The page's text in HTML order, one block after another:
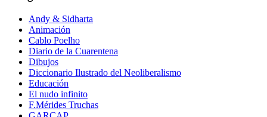
Andy & Sidharta
Animación
Cablo Poelho
Diario de la Cuarentena
Dibujos
Diccionario Ilustrado del Neoliberalismo
Educación
El nudo infinito
F.Mérides Truchas